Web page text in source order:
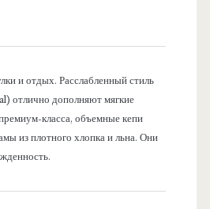
и отдых. Расслабленный стиль
отлично дополняют мягкие
класса, объемные кепи
из плотного хлопка и льна. Они